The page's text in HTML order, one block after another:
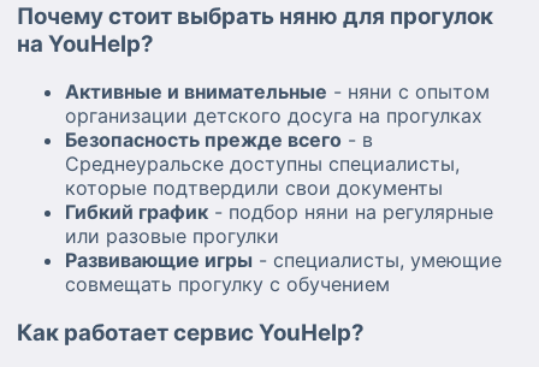
Почему стоит выбрать няню для прогулок
на YouHelp?
Активные и внимательные - няни с опытом
организации детского досуга на прогулках
Безопасность прежде всего - в
Среднеуральске доступны специалисты,
которые подтвердили свои документы
Гибкий график - подбор няни на регулярные
или разовые прогулки
Развивающие игры - специалисты, умеющие
совмещать прогулку с обучением
Как работает сервис YouHelp?